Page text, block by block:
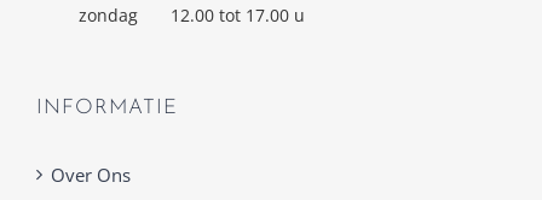
zondag
12.00 tot 17.00 u
INFORMATIE
Over Ons